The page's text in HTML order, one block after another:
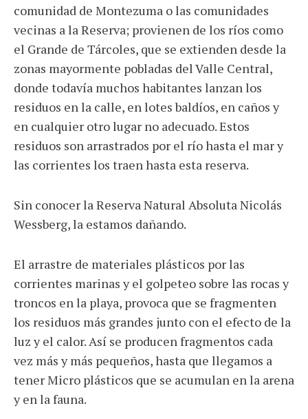
comunidad de Montezuma o las comunidades
vecinas a la Reserva; provienen de los ríos como
el Grande de Tárcoles, que se extienden desde la
zonas mayormente pobladas del Valle Central,
donde todavía muchos habitantes lanzan los
residuos en la calle, en lotes baldíos, en caños y
en cualquier otro lugar no adecuado. Estos
residuos son arrastrados por el río hasta el mar y
las corrientes los traen hasta esta reserva.
Sin conocer la Reserva Natural Absoluta Nicolás
Wessberg, la estamos dañando.
El arrastre de materiales plásticos por las
corrientes marinas y el golpeteo sobre las rocas y
troncos en la playa, provoca que se fragmenten
los residuos más grandes junto con el efecto de la
luz y el calor. Así se producen fragmentos cada
vez más y más pequeños, hasta que llegamos a
tener Micro plásticos que se acumulan en la arena
y en la fauna.